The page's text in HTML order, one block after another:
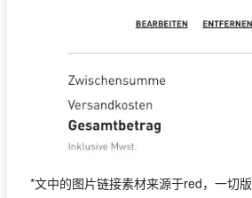
*文中的图片链接素材来源于red，一切